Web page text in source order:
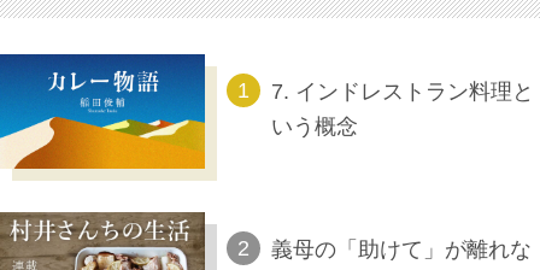
7. インドレストラン料理と
いう概念
義母の「助けて」が離れな